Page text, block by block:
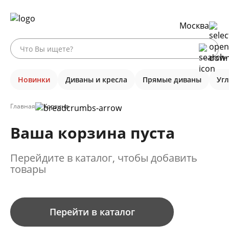
Москва
Новинки Диваны и кресла Прямые диваны
Главная Корзина
Ваша корзина пуста
Перейдите в каталог, чтобы добавить
товары
Перейти в каталог